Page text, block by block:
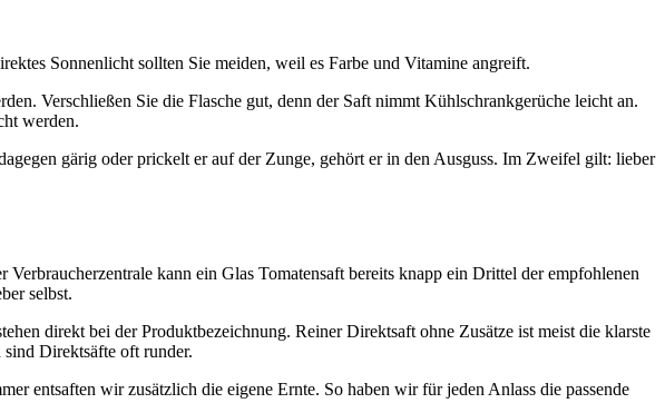
Sonnenlicht sollten Sie meiden, weil es Farbe und Vitamine angreift.
Verschließen Sie die Flasche gut, denn der Saft nimmt Kühlschrankgerüche leicht an.
werden.
gärig oder prickelt er auf der Zunge, gehört er in den Ausguss. Im Zweifel gilt: lieber
kann ein Glas Tomatensaft bereits knapp ein Drittel der empfohlenen
selbst.
direkt bei der Produktbezeichnung. Reiner Direktsaft ohne Zusätze ist meist die klarste
Direktsäfte oft runder.
entsaften wir zusätzlich die eigene Ernte. So haben wir für jeden Anlass die passende